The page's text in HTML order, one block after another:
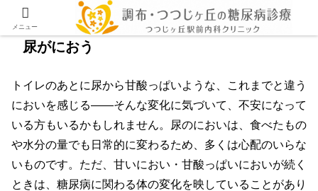
尿がにおう
トイレのあとに尿から甘酸っぱいような、これまでと違う
においを感じる——そんな変化に気づいて、不安になって
いる方もいるかもしれません。尿のにおいは、食べたもの
や水分の量でも日常的に変わるため、多くは心配のいらな
いものです。ただ、甘いにおい・甘酸っぱいにおいが続く
ときは、糖尿病に関わる体の変化を映していることがあり
メニュー